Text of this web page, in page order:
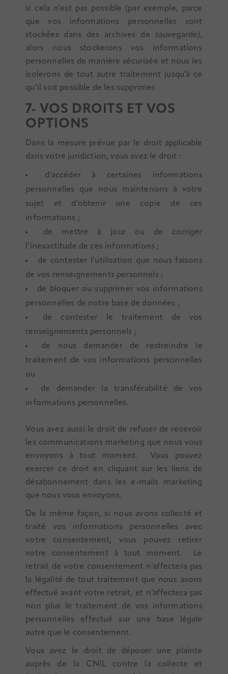
si cela n’est pas possible (par exemple, parce
que vos informations personnelles sont
stockées dans des archives de sauvegarde),
alors nous stockerons vos informations
personnelles de manière sécurisée et nous les
isolerons de tout autre traitement jusqu’à ce
qu’il soit possible de les supprimer.
7- VOS DROITS ET VOS
OPTIONS
Dans la mesure prévue par le droit applicable
dans votre juridiction, vous avez le droit :
d’accéder à certaines informations
personnelles que nous maintenons à votre
sujet et d’obtenir une copie de ces
informations ;
de mettre à jour ou de corriger
l’inexactitude de ces informations ;
de contester l’utilisation que nous faisons
de vos renseignements personnels ;
de bloquer ou supprimer vos informations
personnelles de notre base de données ;
de contester le traitement de vos
renseignements personnels ;
de nous demander de restreindre le
traitement de vos informations personnelles
ou
de demander la transférabilité de vos
informations personnelles.
Vous avez aussi le droit de refuser de recevoir
les communications marketing que nous vous
envoyons à tout moment. Vous pouvez
exercer ce droit en cliquant sur les liens de
désabonnement dans les e-mails marketing
que nous vous envoyons.
De la même façon, si nous avons collecté et
traité vos informations personnelles avec
votre consentement, vous pouvez retirer
votre consentement à tout moment. Le
retrait de votre consentement n’affectera pas
la légalité de tout traitement que nous avons
effectué avant votre retrait, et n’affectera pas
non plus le traitement de vos informations
personnelles effectué sur une base légale
autre que le consentement.
Vous avez le droit de déposer une plainte
auprès de la CNIL contre la collecte et